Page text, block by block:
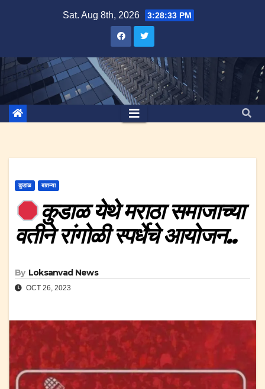
Sat. Aug 8th, 2026 3:28:34 PM
कुडाळ बातम्या
कुडाळ येथे मराठा समाजाच्या
वतीने रांगोळी स्पर्धेचे आयोजन..
By Loksanvad News
OCT 26, 2023